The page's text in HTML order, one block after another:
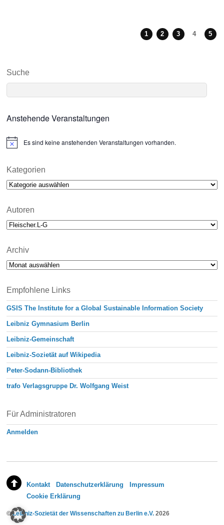
1 2 3 4 5
Suche
Anstehende Veranstaltungen
N
i
e
Es sind keine anstehenden Veranstaltungen vorhanden.
Kategorien
Kategorien
Autoren
Archiv
Archiv
Empfohlene Links
GSIS The Institute for a Global Sustainable Information Society
Leibniz Gymnasium Berlin
Leibniz-Gemeinschaft
Leibniz-Sozietät auf Wikipedia
Peter-Sodann-Bibliothek
trafo Verlagsgruppe Dr. Wolfgang Weist
Für Administratoren
Anmelden
Kontakt Datenschutzerklärung
Impressum
Cookie Erklärung
©Leibniz-Sozietät der Wissenschaften zu Berlin e.V. 2026